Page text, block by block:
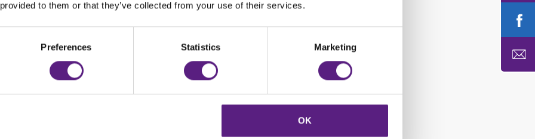
to them or that they’ve collected from your use of their services.
Preferences Statistics Marketing
OK
sredstvima transporta i uvidjet ćete da vam
a Carwiz vam svojim atraktivnim cijenama najma novih
snova!